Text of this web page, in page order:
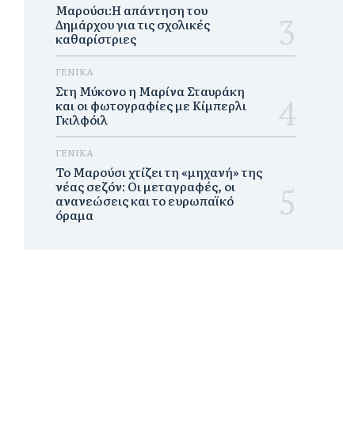
Μαρούσι:Η απάντηση του
Δημάρχου για τις σχολικές
καθαρίστριες
ΓΕΝΙΚΑ
Στη Μύκονο η Μαρίνα Σταυράκη
και οι φωτογραφίες με Κίμπερλι
Γκιλφόιλ
ΓΕΝΙΚΑ
Το Μαρούσι χτίζει τη «μηχανή» της
νέας σεζόν: Οι μεταγραφές, οι
ανανεώσεις και το ευρωπαϊκό
όραμα